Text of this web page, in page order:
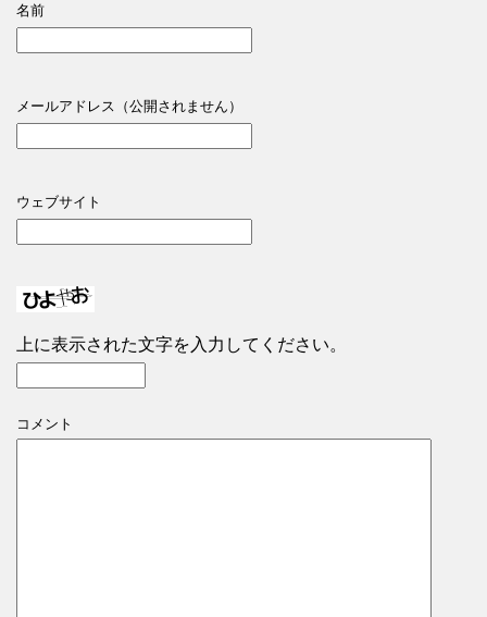
名前
メールアドレス（公開されません）
ウェブサイト
上に表示された文字を入力してください。
コメント